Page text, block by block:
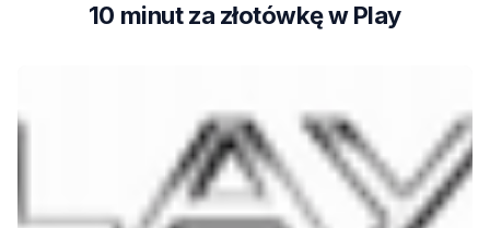
10 minut za złotówkę w Play